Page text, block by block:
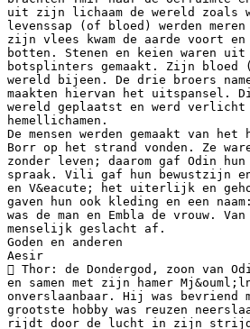
uit zijn lichaam de wereld zoals
levenssap (of bloed) werden
zijn vlees kwam de aarde voort
botten. Stenen en keien waren
botsplinters gemaakt. Zijn bloed
wereld bijeen. De drie broers
maakten hiervan het uitspansel.
wereld geplaatst en werd verlicht
hemellichamen.
De mensen werden gemaakt van
Borr op het strand vonden. Ze
zonder leven; daarom gaf Odin hun
spraak. Vili gaf hun bewustzijn
en V&eacute; het uiterlijk en
gaven hun ook kleding en een
was de man en Embla de vrouw.
menselijk geslacht af.
Goden en anderen
Aesir
 Thor: de Dondergod, zoon van
en samen met zijn hamer
onverslaanbaar. Hij was bevriend
grootste hobby was reuzen
rijdt door de lucht in zijn